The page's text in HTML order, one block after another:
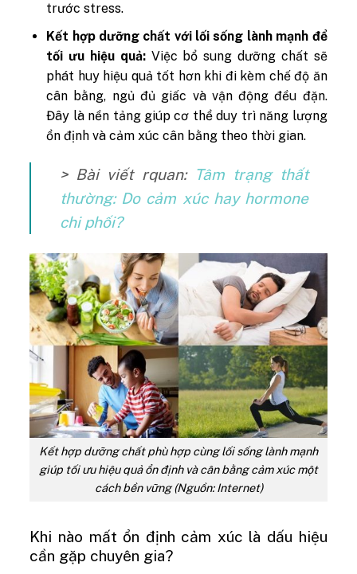
trước stress.
Kết hợp dưỡng chất với lối sống lành mạnh để
tối ưu hiệu quả: Việc bổ sung dưỡng chất sẽ
phát huy hiệu quả tốt hơn khi đi kèm chế độ ăn
cân bằng, ngủ đủ giấc và vận động đều đặn.
Đây là nền tảng giúp cơ thể duy trì năng lượng
ổn định và cảm xúc cân bằng theo thời gian.
> Bài viết rquan: Tâm trạng thất
thường: Do cảm xúc hay hormone
chi phối?
Kết hợp dưỡng chất phù hợp cùng lối sống lành mạnh
giúp tối ưu hiệu quả ổn định và cân bằng cảm xúc một
cách bền vững (Nguồn: Internet)
Khi nào mất ổn định cảm xúc là dấu hiệu
cần gặp chuyên gia?